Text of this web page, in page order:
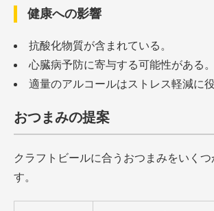
健康への影響
抗酸化物質が含まれている。
心臓病予防に寄与する可能性がある。
適量のアルコールはストレス軽減に役
おつまみの提案
クラフトビールに合うおつまみをいくつ
す。